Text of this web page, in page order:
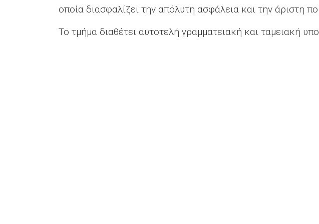
οποία διασφαλίζει την απόλυτη ασφάλεια και την άριστη
Το τμήμα διαθέτει αυτοτελή γραμματειακή και ταμειακή